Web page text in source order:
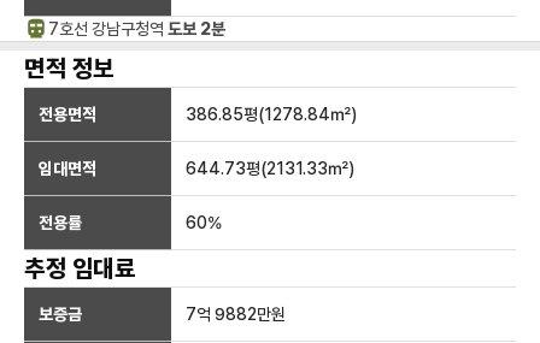
7호선 강남구청역 도보 2분
면적 정보
전용면적 386.85평(1278.84㎡)
임대면적 644.73평(2131.33㎡)
전용률 60%
추정 임대료
보증금 7억 9882만원